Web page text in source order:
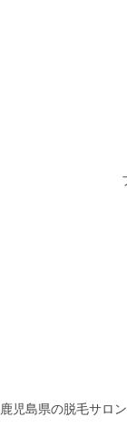
鹿児島県の脱毛サロ